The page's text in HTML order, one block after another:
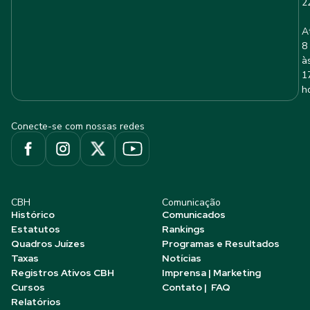
8
Conecte-se com nossas redes
CBH
Histórico
Estatutos
Quadros Juízes
Taxas
Registros Ativos CBH
Cursos
Relatórios
Comunicação
Comunicados
Rankings
Programas e Resultados
Notícias
Imprensa | Marketing
Contato | FAQ